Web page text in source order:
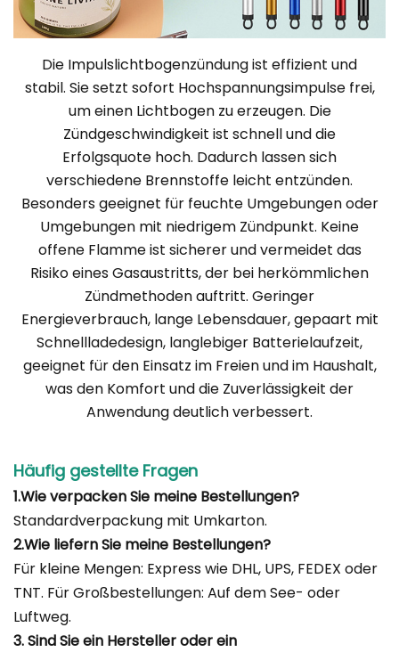
Die Impulslichtbogenzündung ist effizient und
stabil. Sie setzt sofort Hochspannungsimpulse frei,
um einen Lichtbogen zu erzeugen. Die
Zündgeschwindigkeit ist schnell und die
Erfolgsquote hoch. Dadurch lassen sich
verschiedene Brennstoffe leicht entzünden.
Besonders geeignet für feuchte Umgebungen oder
Umgebungen mit niedrigem Zündpunkt. Keine
offene Flamme ist sicherer und vermeidet das
Risiko eines Gasaustritts, der bei herkömmlichen
Zündmethoden auftritt. Geringer
Energieverbrauch, lange Lebensdauer, gepaart mit
Schnellladedesign, langlebiger Batterielaufzeit,
geeignet für den Einsatz im Freien und im Haushalt,
was den Komfort und die Zuverlässigkeit der
Anwendung deutlich verbessert.
Häufig gestellte Fragen
1.Wie verpacken Sie meine Bestellungen?
Standardverpackung mit Umkarton.
2.Wie liefern Sie meine Bestellungen?
Für kleine Mengen: Express wie DHL, UPS, FEDEX oder
TNT. Für Großbestellungen: Auf dem See- oder
Luftweg.
3. Sind Sie ein Hersteller oder ein